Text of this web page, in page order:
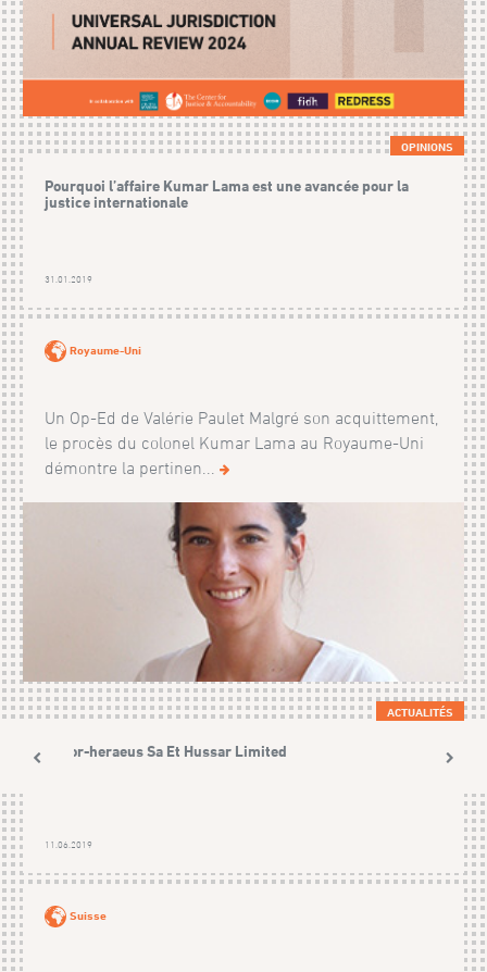
OPINIONS
Pourquoi l’affaire Kumar Lama est une avancée pour la
justice internationale
31.01.2019
Royaume-Uni
Un Op-Ed de Valérie Paulet Malgré son acquittement,
le procès du colonel Kumar Lama au Royaume-Uni
démontre la pertinen...
ACTUALITÉS
Argor-heraeus Sa Et Hussar Limited
11.06.2019
Suisse